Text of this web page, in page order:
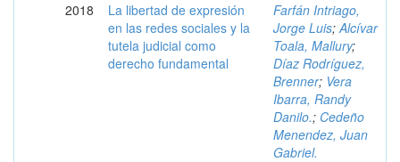
2018
La libertad de expresión
en las redes sociales y la
tutela judicial como
derecho fundamental
Farfán Intriago,
Jorge Luis;Alcívar
Toala, Mallury;
Díaz Rodríguez,
Brenner; Vera
Ibarra, Randy
Danilo.; Cedeño
Menendez, Juan
Gabriel.